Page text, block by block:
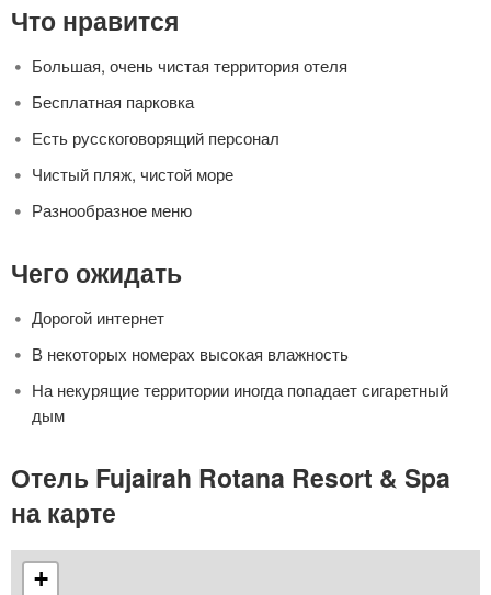
Что нравится
Большая, очень чистая территория отеля
Бесплатная парковка
Есть русскоговорящий персонал
Чистый пляж, чистой море
Разнообразное меню
Чего ожидать
Дорогой интернет
В некоторых номерах высокая влажность
На некурящие территории иногда попадает сигаретный
дым
Отель Fujairah Rotana Resort & Spa
на карте
+